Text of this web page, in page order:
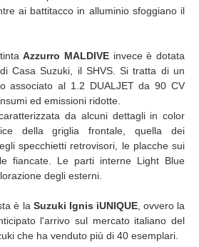
ai battitacco in alluminio sfoggiano il
Azzurro MALDIVE invece è dotata
Casa Suzuki, il SHVS. Si tratta di un
associato al 1.2 DUALJET da 90 CV
ed emissioni ridotte.
da alcuni dettagli in color
della griglia frontale, quella dei
specchietti retrovisori, le placche sui
fiancate. Le parti interne Light Blue
degli esterni.
è la Suzuki Ignis iUNIQUE, ovvero la
l'arrivo sul mercato italiano del
che ha venduto più di 40 esemplari.